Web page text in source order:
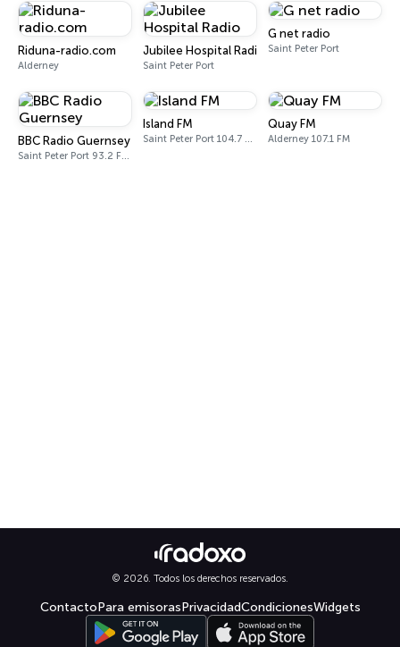
Riduna-radio.com
Alderney
Jubilee Hospital Radio
Saint Peter Port
G net radio
Saint Peter Port
BBC Radio Guernsey
Saint Peter Port 93.2 FM - 1116 AM
Island FM
Saint Peter Port 104.7 FM
Quay FM
Alderney 107.1 FM
© 2026. Todos los derechos reservados.
ContactoPara emisorasPrivacidadCondicionesWidgets